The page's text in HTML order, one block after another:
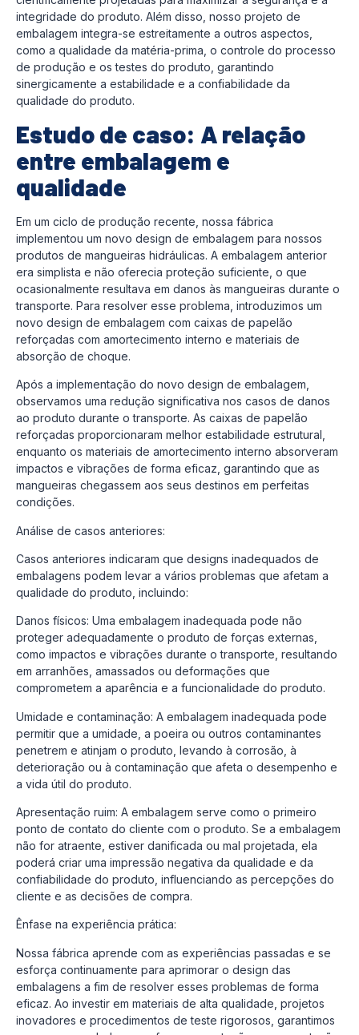
integridade do produto. Além disso, nosso projeto de
embalagem integra-se estreitamente a outros aspectos,
como a qualidade da matéria-prima, o controle do processo
de produção e os testes do produto, garantindo
sinergicamente a estabilidade e a confiabilidade da
qualidade do produto.
Estudo de caso: A relação
entre embalagem e
qualidade
Em um ciclo de produção recente, nossa fábrica
implementou um novo design de embalagem para nossos
produtos de mangueiras hidráulicas. A embalagem anterior
era simplista e não oferecia proteção suficiente, o que
ocasionalmente resultava em danos às mangueiras durante o
transporte. Para resolver esse problema, introduzimos um
novo design de embalagem com caixas de papelão
reforçadas com amortecimento interno e materiais de
absorção de choque.
Após a implementação do novo design de embalagem,
observamos uma redução significativa nos casos de danos
ao produto durante o transporte. As caixas de papelão
reforçadas proporcionaram melhor estabilidade estrutural,
enquanto os materiais de amortecimento interno absorveram
impactos e vibrações de forma eficaz, garantindo que as
mangueiras chegassem aos seus destinos em perfeitas
condições.
Análise de casos anteriores:
Casos anteriores indicaram que designs inadequados de
embalagens podem levar a vários problemas que afetam a
qualidade do produto, incluindo:
Danos físicos: Uma embalagem inadequada pode não
proteger adequadamente o produto de forças externas,
como impactos e vibrações durante o transporte, resultando
em arranhões, amassados ou deformações que
comprometem a aparência e a funcionalidade do produto.
Umidade e contaminação: A embalagem inadequada pode
permitir que a umidade, a poeira ou outros contaminantes
penetrem e atinjam o produto, levando à corrosão, à
deterioração ou à contaminação que afeta o desempenho e
a vida útil do produto.
Apresentação ruim: A embalagem serve como o primeiro
ponto de contato do cliente com o produto. Se a embalagem
não for atraente, estiver danificada ou mal projetada, ela
poderá criar uma impressão negativa da qualidade e da
confiabilidade do produto, influenciando as percepções do
cliente e as decisões de compra.
Ênfase na experiência prática:
Nossa fábrica aprende com as experiências passadas e se
esforça continuamente para aprimorar o design das
embalagens a fim de resolver esses problemas de forma
eficaz. Ao investir em materiais de alta qualidade, projetos
inovadores e procedimentos de teste rigorosos, garantimos